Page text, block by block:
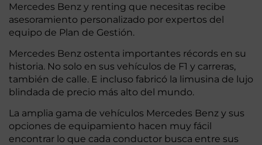
Mercedes Benz y renting que necesitas recibe
asesoramiento personalizado por expertos del
equipo de Plan de Gestión.
Mercedes Benz ostenta importantes récords en su
historia. No solo en sus vehículos de F1 y carreras,
también de calle. E incluso fabricó la limusina de lujo
blindada de precio más alto del mundo.
La amplia gama de vehículos Mercedes Benz y sus
opciones de equipamiento hacen muy fácil
encontrar lo que cada conductor busca entre sus